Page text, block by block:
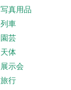
写真用品
列車
園芸
天体
展示会
旅行